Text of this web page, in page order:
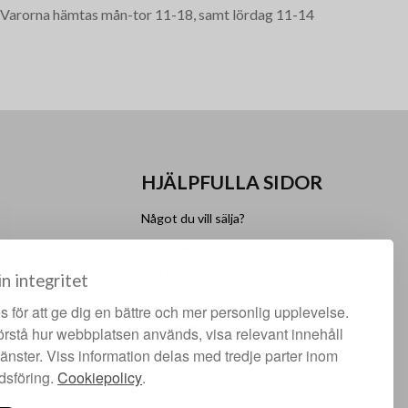
integritet
för att ge dig en bättre och mer personlig upplevelse.
hur webbplatsen används, visa relevant innehåll
Viss information delas med tredje parter inom
Cookiepolicy.
hämtas mån-tor 11-18, samt lördag 11-14
HJÄLPFULLA SIDOR
Något du vill sälja?
Instagram